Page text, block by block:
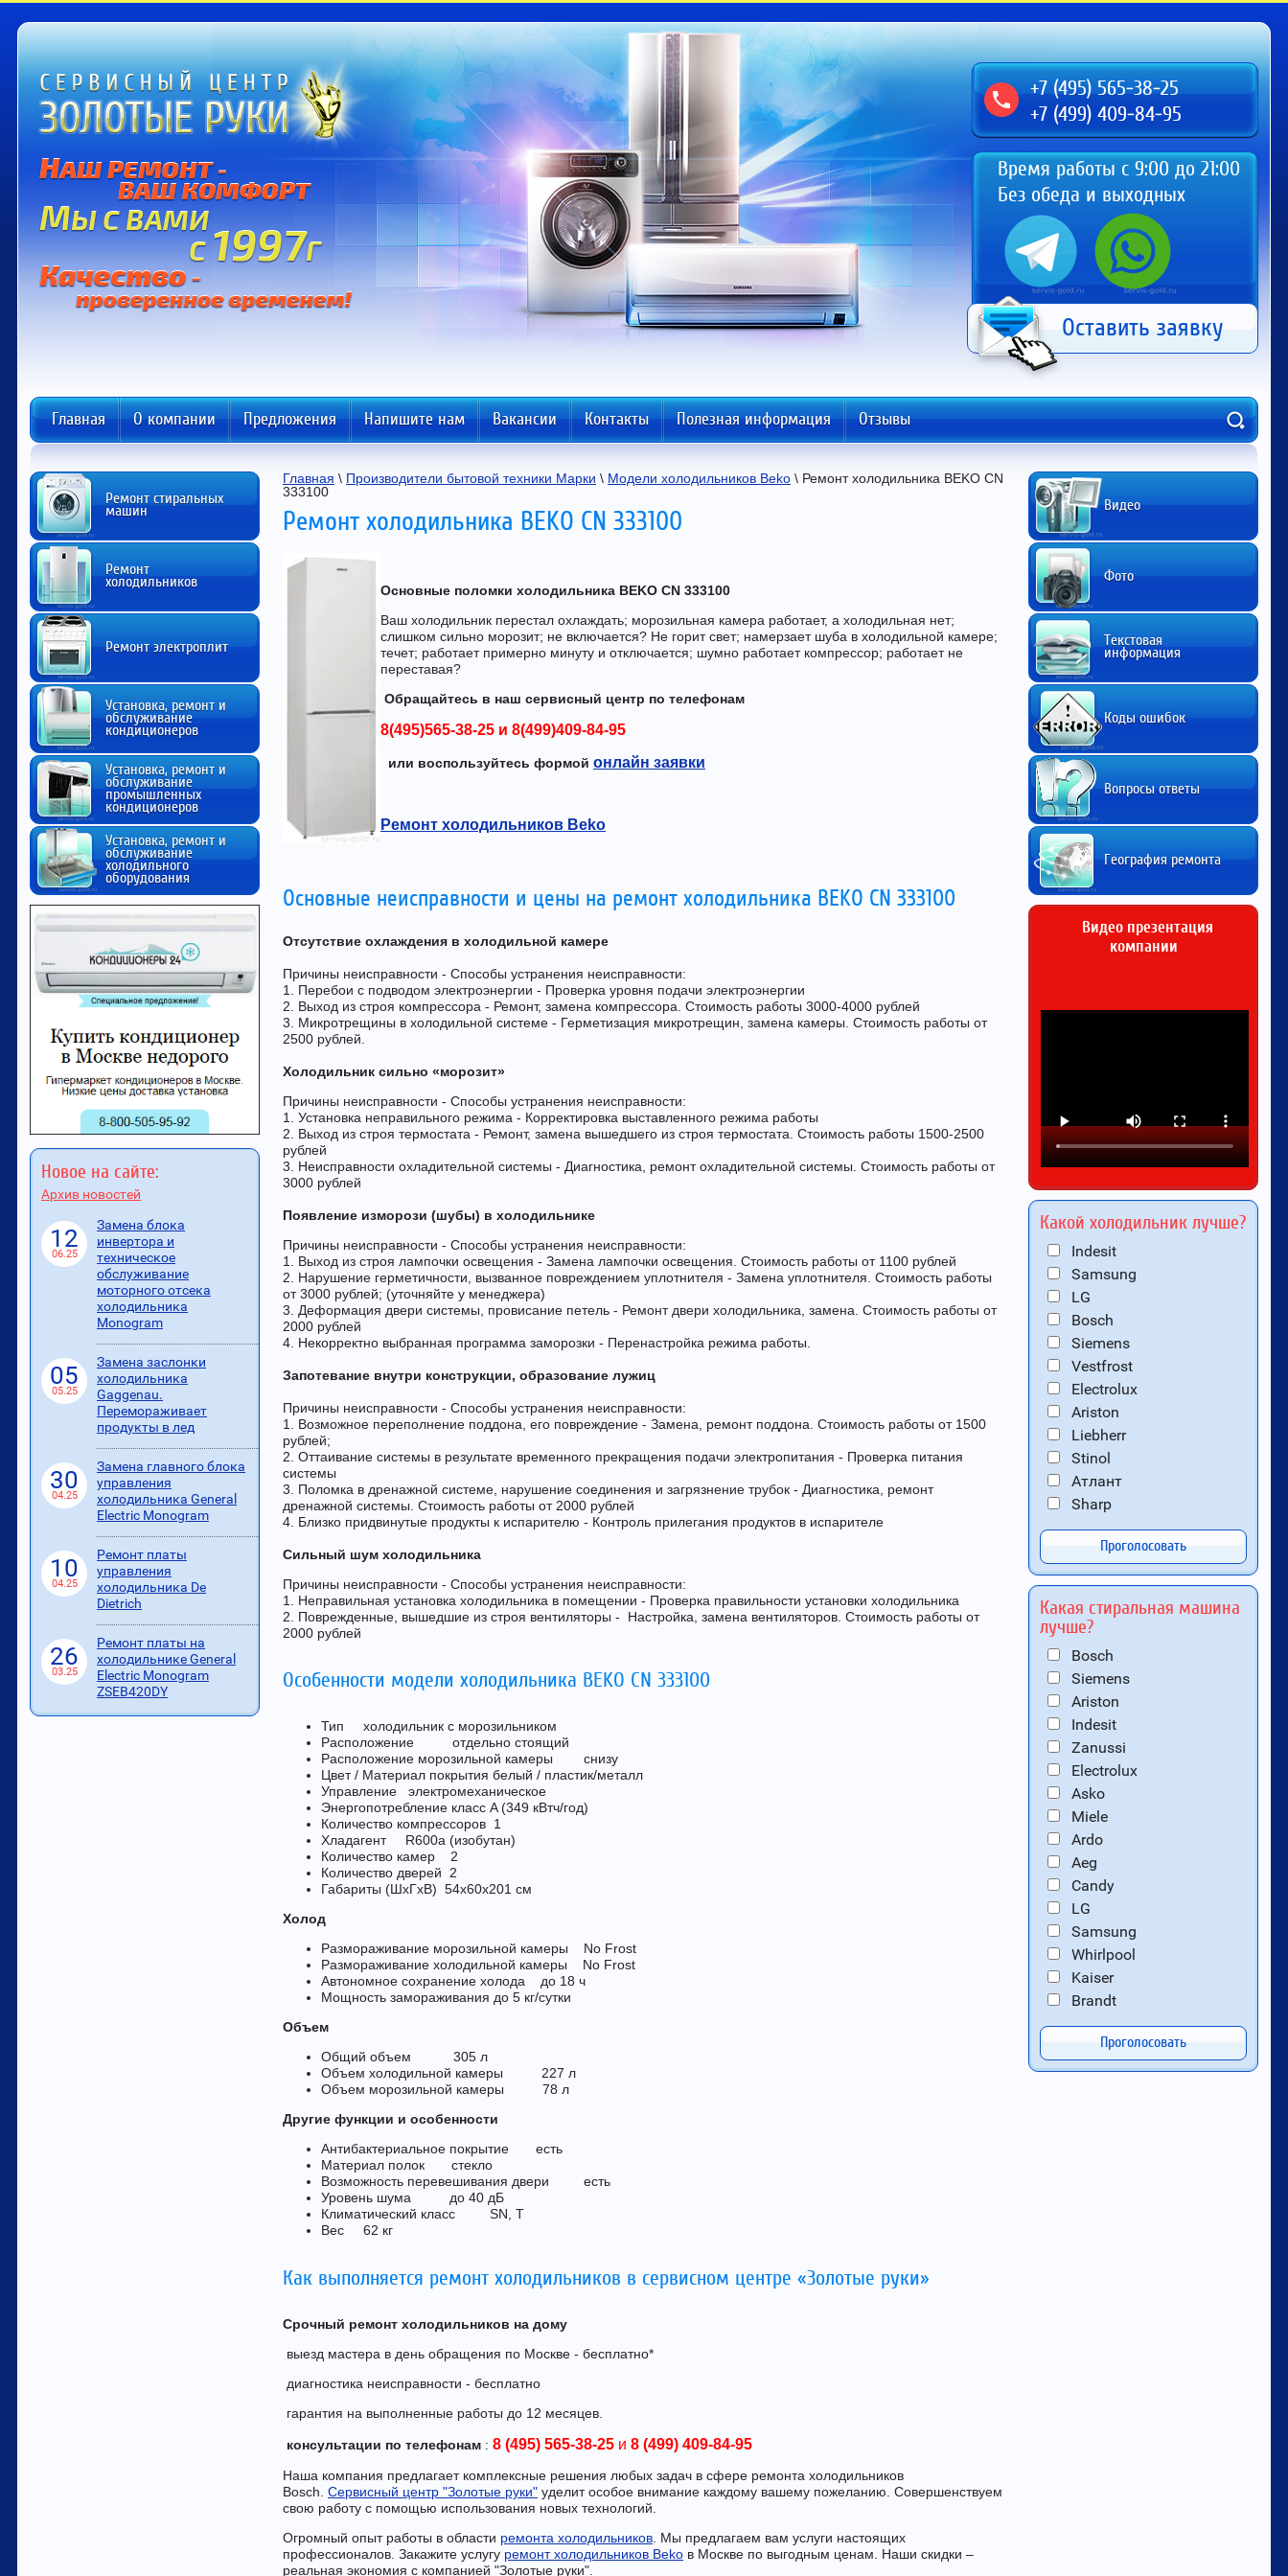
+7 (495) 565-38-25
+7 (499) 409-84-95
Время работы с 9:00 до 21:00
Без обеда и выходных
Оставить заявку
Главная О компании Предложения Напишите нам Вакансии Контакты Полезная информация Отзывы
Главная \ Производители бытовой техники Марки \ Модели холодильников Beko \ Ремонт холодильника BEKO CN
333100
Ремонт холодильника BEKO CN 333100
Основные поломки холодильника BEKO CN 333100
Ваш холодильник перестал охлаждать; морозильная камера работает, а холодильная нет;
слишком сильно морозит; не включается? Не горит свет; намерзает шуба в холодильной камере;
течет; работает примерно минуту и отключается; шумно работает компрессор; работает не
переставая?
Обращайтесь в наш сервисный центр по телефонам
8(495)565-38-25 и 8(499)409-84-95
или воспользуйтесь формой онлайн заявки
Ремонт холодильников Beko
Основные неисправности и цены на ремонт холодильника BEKO CN 333100
Отсутствие охлаждения в холодильной камере
Причины неисправности - Способы устранения неисправности:
1. Перебои с подводом электроэнергии - Проверка уровня подачи электроэнергии
2. Выход из строя компрессора - Ремонт, замена компрессора. Стоимость работы 3000-4000 рублей
3. Микротрещины в холодильной системе - Герметизация микротрещин, замена камеры. Стоимость работы от
2500 рублей.
Холодильник сильно «морозит»
Причины неисправности - Способы устранения неисправности:
1. Установка неправильного режима - Корректировка выставленного режима работы
2. Выход из строя термостата - Ремонт, замена вышедшего из строя термостата. Стоимость работы 1500-2500
рублей
3. Неисправности охладительной системы - Диагностика, ремонт охладительной системы. Стоимость работы от
3000 рублей
Появление изморози (шубы) в холодильнике
Причины неисправности - Способы устранения неисправности:
1. Выход из строя лампочки освещения - Замена лампочки освещения. Стоимость работы от 1100 рублей
2. Нарушение герметичности, вызванное повреждением уплотнителя - Замена уплотнителя. Стоимость работы
от 3000 рублей; (уточняйте у менеджера)
3. Деформация двери системы, провисание петель - Ремонт двери холодильника, замена. Стоимость работы от
2000 рублей
4. Некорректно выбранная программа заморозки - Перенастройка режима работы.
Запотевание внутри конструкции, образование лужиц
Причины неисправности - Способы устранения неисправности:
1. Возможное переполнение поддона, его повреждение - Замена, ремонт поддона. Стоимость работы от 1500
рублей;
2. Оттаивание системы в результате временного прекращения подачи электропитания - Проверка питания
системы
3. Поломка в дренажной системе, нарушение соединения и загрязнение трубок - Диагностика, ремонт
дренажной системы. Стоимость работы от 2000 рублей
4. Близко придвинутые продукты к испарителю - Контроль прилегания продуктов в испарителе
Сильный шум холодильника
Причины неисправности - Способы устранения неисправности:
1. Неправильная установка холодильника в помещении - Проверка правильности установки холодильника
2. Поврежденные, вышедшие из строя вентиляторы - Настройка, замена вентиляторов. Стоимость работы от
2000 рублей
Особенности модели холодильника BEKO CN 333100
Тип холодильник с морозильником
Расположение отдельно стоящий
Расположение морозильной камеры снизу
Цвет / Материал покрытия белый / пластик/металл
Управление электромеханическое
Энергопотребление класс A (349 кВтч/год)
Количество компрессоров 1
Хладагент R600a (изобутан)
Количество камер 2
Количество дверей 2
Габариты (ШxГxВ) 54x60x201 см
Холод
Размораживание морозильной камеры No Frost
Размораживание холодильной камеры No Frost
Автономное сохранение холода до 18 ч
Мощность замораживания до 5 кг/cутки
Объем
Общий объем 305 л
Объем холодильной камеры 227 л
Объем морозильной камеры 78 л
Другие функции и особенности
Антибактериальное покрытие есть
Материал полок стекло
Возможность перевешивания двери есть
Уровень шума до 40 дБ
Климатический класс SN, T
Вес 62 кг
Как выполняется ремонт холодильников в сервисном центре «Золотые руки»
Срочный ремонт холодильников на дому
выезд мастера в день обращения по Москве - бесплатно*
диагностика неисправности - бесплатно
гарантия на выполненные работы до 12 месяцев.
консультации по телефонам : 8 (495) 565-38-25 и 8 (499) 409-84-95
Наша компания предлагает комплексные решения любых задач в сфере ремонта холодильников
Bosch. Сервисный центр "Золотые руки" уделит особое внимание каждому вашему пожеланию. Совершенствуем
свою работу с помощью использования новых технологий.
Огромный опыт работы в области ремонта холодильников . Мы предлагаем вам услуги настоящих
профессионалов. Закажите услугу ремонт холодильников Beko в Москве по выгодным ценам. Наши скидки –
реальная экономия с компанией "Золотые руки".
Ремонт стиральных
машин
Ремонт
холодильников
Ремонт электроплит
Установка, ремонт и
обслуживание
кондиционеров
Установка, ремонт и
обслуживание
промышленных
кондиционеров
Установка, ремонт и
обслуживание
холодильного
оборудования
Новое на сайте:
Архив новостей
12
06.25
Замена блока
инвертора и
техническое
обслуживание
моторного отсека
холодильника
Monogram
05
05.25
Замена заслонки
холодильника
Gaggenau.
Перемораживает
продукты в лед
30
04.25
Замена главного блока
управления
холодильника General
Electric Monogram
10
04.25
Ремонт платы
управления
холодильника De
Dietrich
26
03.25
Ремонт платы на
холодильнике General
Electric Monogram
ZSEB420DY
Видео
Фото
Текстовая
информация
Коды ошибок
Вопросы ответы
География ремонта
Видео презентация
компании
Какой холодильник лучше?
Indesit
Samsung
LG
Bosch
Siemens
Vestfrost
Electrolux
Ariston
Liebherr
Stinol
Атлант
Sharp
Проголосовать
Какая стиральная машина
лучше?
Bosch
Siemens
Ariston
Indesit
Zanussi
Electrolux
Asko
Miele
Ardo
Aeg
Candy
LG
Samsung
Whirlpool
Kaiser
Brandt
Проголосовать